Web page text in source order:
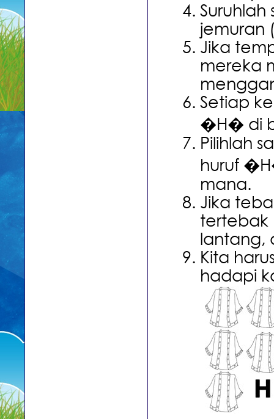
jemuran
Jika
mereka
Setiap
�H� di
Pilihlah
huruf
mana.
Jika
tertebak
lantang,
Kita
hadapi